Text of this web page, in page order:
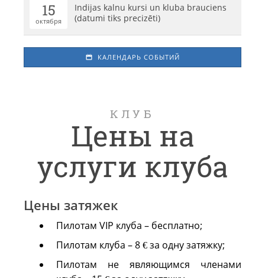
15
октября
Indijas kalnu kursi un kluba brauciens
(datumi tiks precizēti)
КАЛЕНДАРЬ СОБЫТИЙ
КЛУБ
Цены на
услуги клуба
Цены затяжек
Пилотам VIP клуба – бесплатно;
Пилотам клуба – 8 € за одну затяжку;
Пилотам не являющимся членами